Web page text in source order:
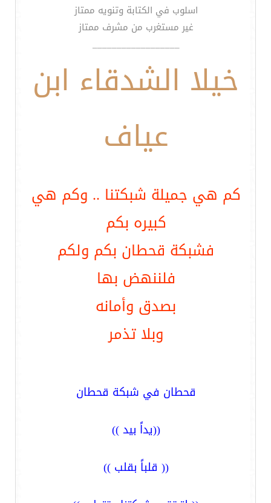
اسلوب في الكتابة وتنويه ممتاز
غير مستغرب من مشرف ممتاز
__________________
خيلا الشدقاء ابن
عياف
كم هي جميلة شبكتنا .. وكم هي
كبيره بكم
فشبكة قحطان بكم ولكم
فلننهض بها
بصدق وأمانه
وبلا تذمر
قحطان في شبكة قحطان
((يداً بيد ))
(( قلباً بقلب ))